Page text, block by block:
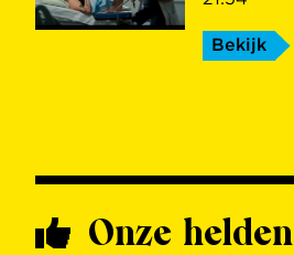
Bekijk
Onze helden